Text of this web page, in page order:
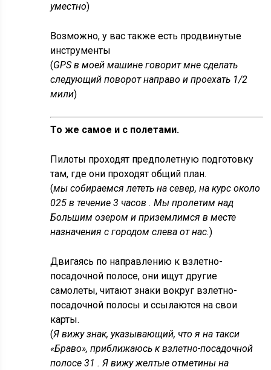
уместно)
Возможно, у вас также есть продвинутые
инструменты
(GPS в моей машине говорит мне сделать
следующий поворот направо и проехать 1/2
мили)
То же самое и с полетами.
Пилоты проходят предполетную подготовку
там, где они проходят общий план.
(мы собираемся лететь на север, на курс около
025 в течение 3 часов . Мы пролетим над
Большим озером и приземлимся в месте
назначения с городом слева от нас.)
Двигаясь по направлению к взлетно-
посадочной полосе, они ищут другие
самолеты, читают знаки вокруг взлетно-
посадочной полосы и ссылаются на свои
карты.
(Я вижу знак, указывающий, что я на такси
«Браво», приближаюсь к взлетно-посадочной
полосе 31 . Я вижу желтые отметины на